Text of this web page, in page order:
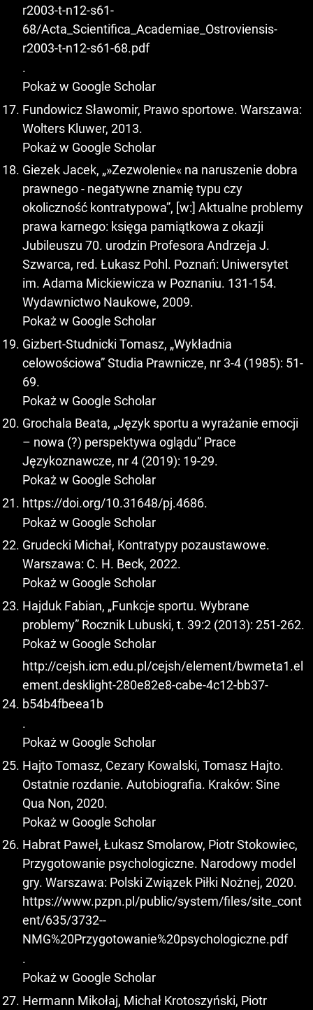
r2003-t-n12-s61-
68/Acta_Scientifica_Academiae_Ostroviensis-
r2003-t-n12-s61-68.pdf
.
Pokaż w Google Scholar
Fundowicz Sławomir, Prawo sportowe. Warszawa:
Wolters Kluwer, 2013.
Pokaż w Google Scholar
Giezek Jacek, „»Zezwolenie« na naruszenie dobra
prawnego - negatywne znamię typu czy
okoliczność kontratypowa”, [w:] Aktualne problemy
prawa karnego: księga pamiątkowa z okazji
Jubileuszu 70. urodzin Profesora Andrzeja J.
Szwarca, red. Łukasz Pohl. Poznań: Uniwersytet
im. Adama Mickiewicza w Poznaniu. 131-154.
Wydawnictwo Naukowe, 2009.
Pokaż w Google Scholar
Gizbert-Studnicki Tomasz, „Wykładnia
celowościowa” Studia Prawnicze, nr 3-4 (1985): 51-
69.
Pokaż w Google Scholar
Grochala Beata, „Język sportu a wyrażanie emocji
– nowa (?) perspektywa oglądu” Prace
Językoznawcze, nr 4 (2019): 19-29.
Pokaż w Google Scholar
https://doi.org/10.31648/pj.4686.
Pokaż w Google Scholar
Grudecki Michał, Kontratypy pozaustawowe.
Warszawa: C. H. Beck, 2022.
Pokaż w Google Scholar
Hajduk Fabian, „Funkcje sportu. Wybrane
problemy” Rocznik Lubuski, t. 39:2 (2013): 251-262.
Pokaż w Google Scholar
http://cejsh.icm.edu.pl/cejsh/element/bwmeta1.el
ement.desklight-280e82e8-cabe-4c12-bb37-
b54b4fbeea1b
.
Pokaż w Google Scholar
Hajto Tomasz, Cezary Kowalski, Tomasz Hajto.
Ostatnie rozdanie. Autobiografia. Kraków: Sine
Qua Non, 2020.
Pokaż w Google Scholar
Habrat Paweł, Łukasz Smolarow, Piotr Stokowiec,
Przygotowanie psychologiczne. Narodowy model
gry. Warszawa: Polski Związek Piłki Nożnej, 2020.
https://www.pzpn.pl/public/system/files/site_cont
ent/635/3732--
NMG%20Przygotowanie%20psychologiczne.pdf
.
Pokaż w Google Scholar
Hermann Mikołaj, Michał Krotoszyński, Piotr